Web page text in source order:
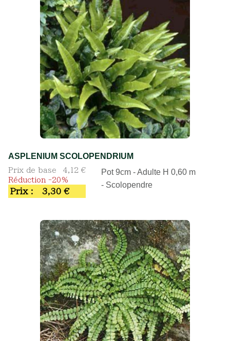
ASPLENIUM SCOLOPENDRIUM
Prix de base
4,12 €
Réduction -20%
Prix : 3,30 €
Pot 9cm - Adulte H 0,60 m
- Scolopendre